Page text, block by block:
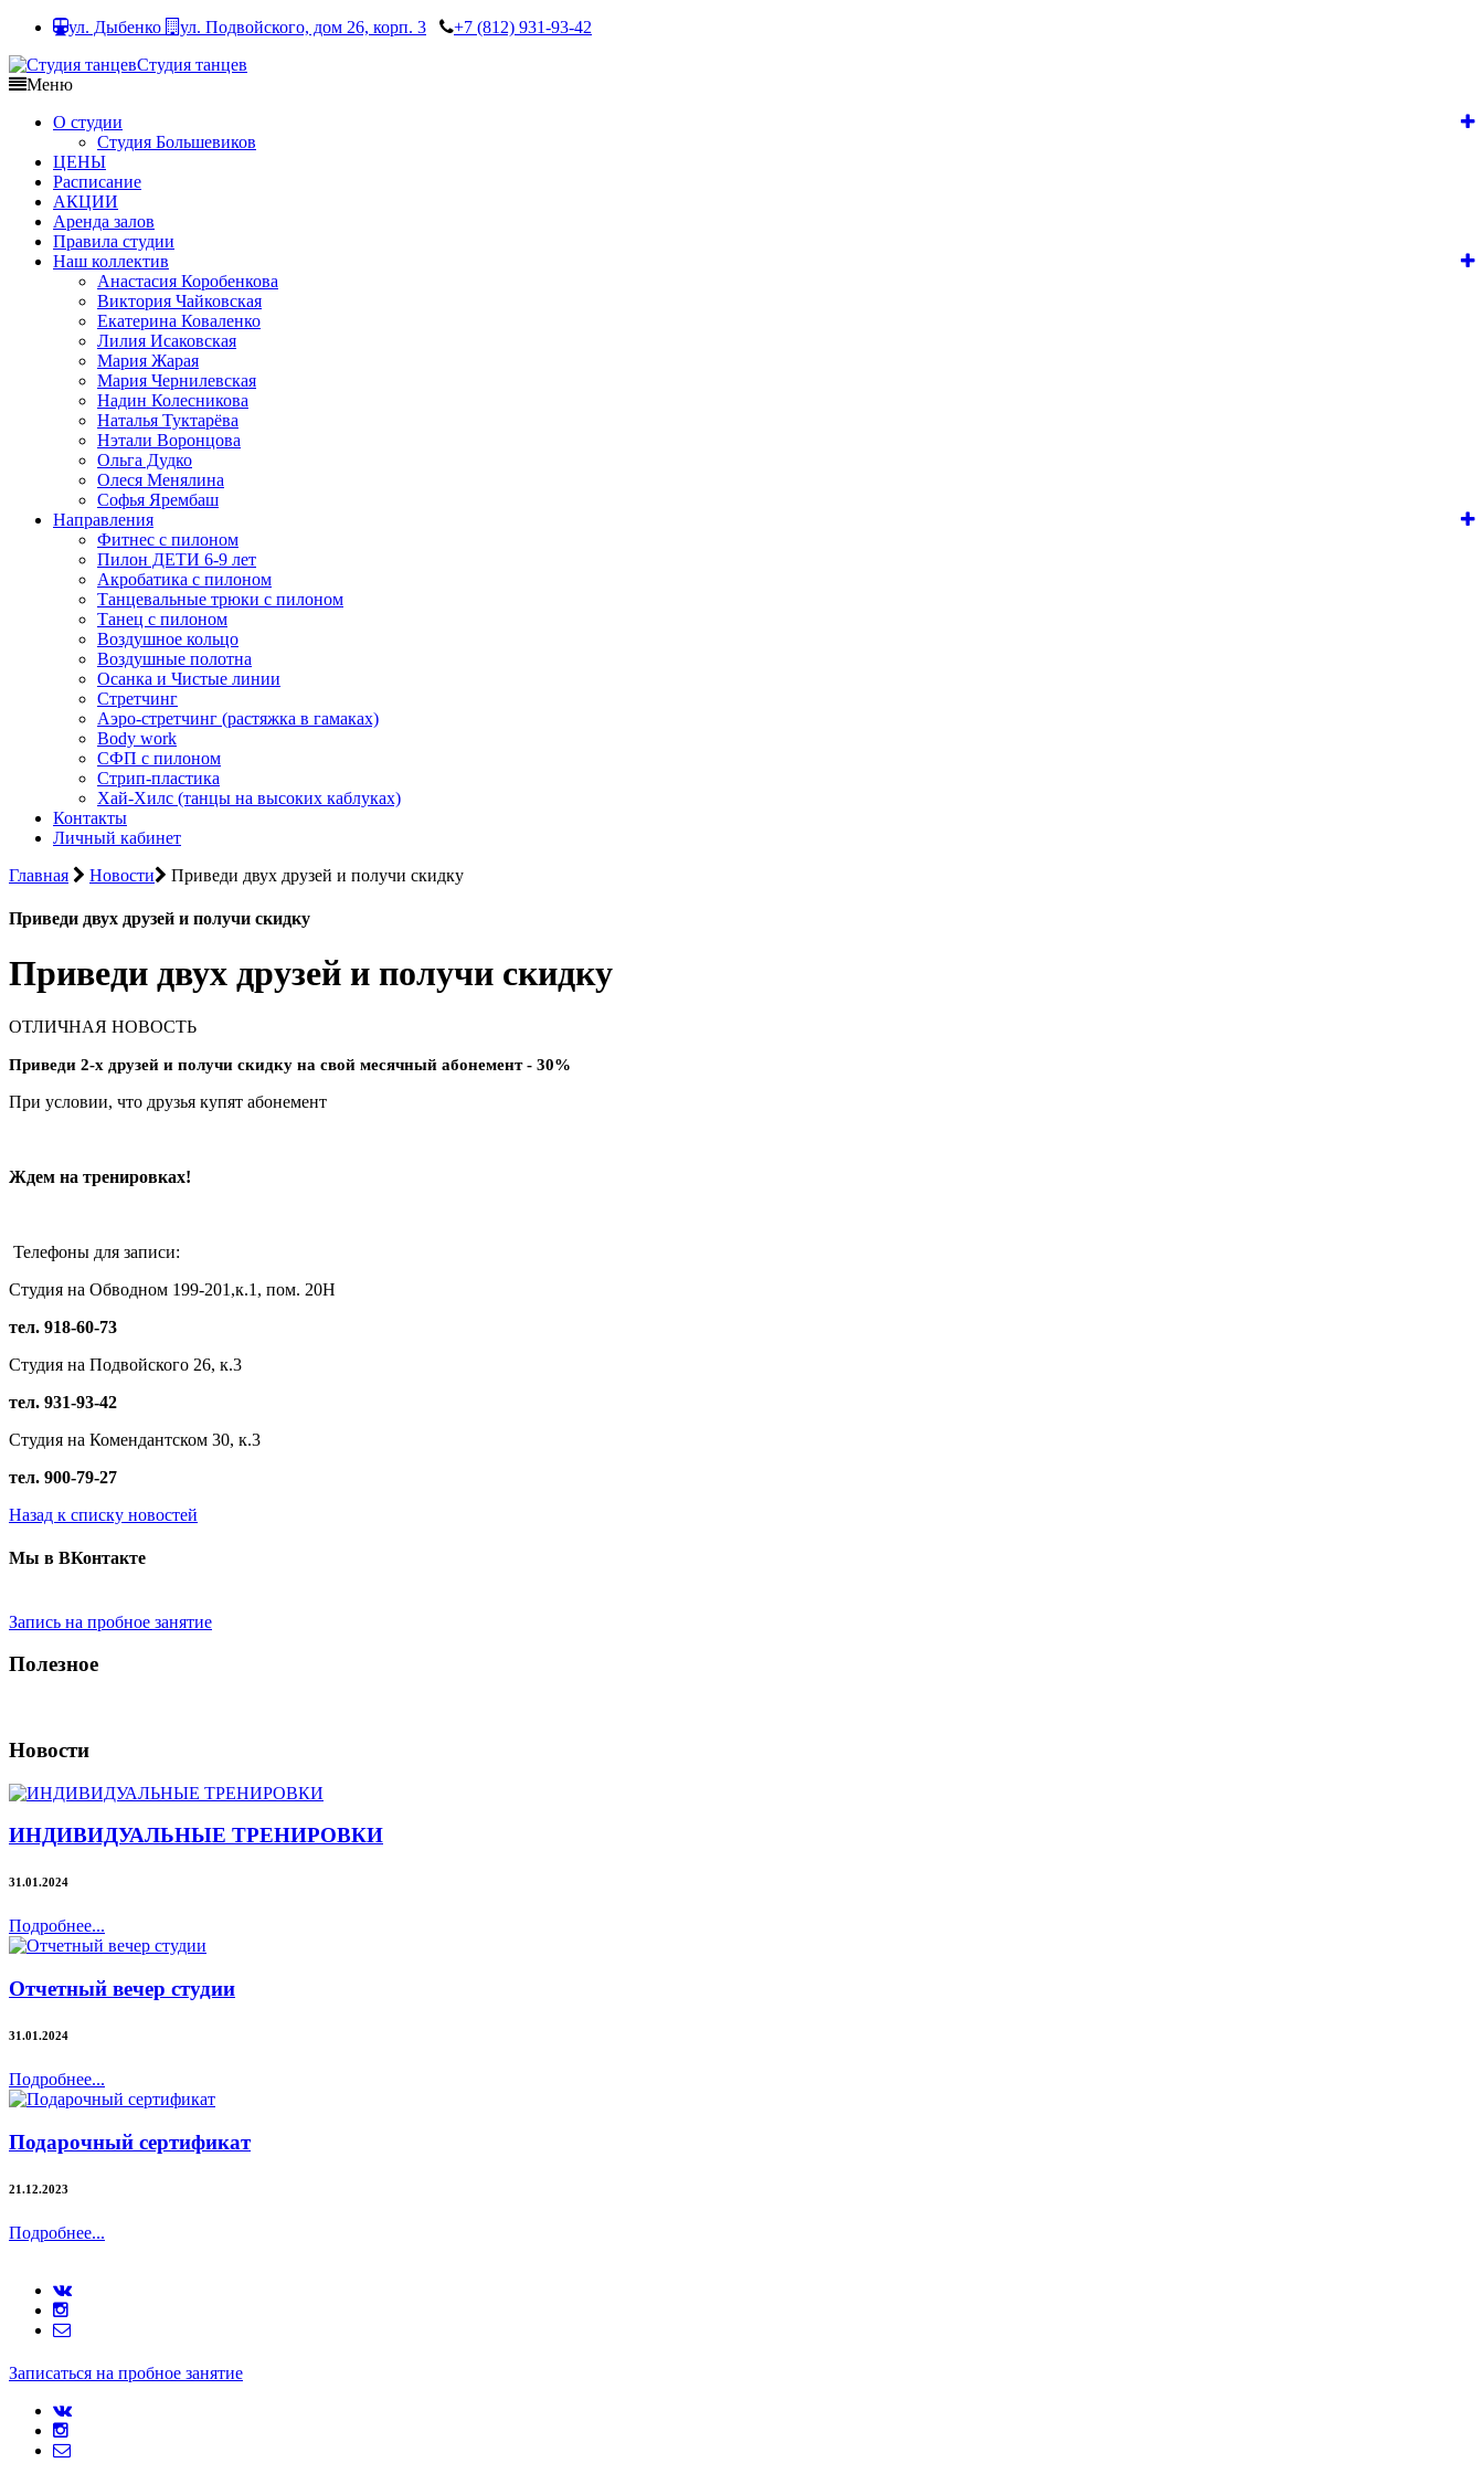
ул. Дыбенко ул. Подвойского, дом 26, корп. 3
+7 (812) 931-93-42
Студия танцев
Меню
О студии
Студия Большевиков
ЦЕНЫ
Расписание
АКЦИИ
Аренда залов
Правила студии
Наш коллектив
Анастасия Коробенкова
Виктория Чайковская
Екатерина Коваленко
Лилия Исаковская
Мария Жарая
Мария Чернилевская
Надин Колесникова
Наталья Туктарёва
Нэтали Воронцова
Ольга Дудко
Олеся Менялина
Софья Ярембаш
Направления
Фитнес с пилоном
Пилон ДЕТИ 6-9 лет
Акробатика с пилоном
Танцевальные трюки с пилоном
Танец с пилоном
Воздушное кольцо
Воздушные полотна
Осанка и Чистые линии
Стретчинг
Аэро-стретчинг (растяжка в гамаках)
Body work
СФП с пилоном
Стрип-пластика
Хай-Хилс (танцы на высоких каблуках)
Контакты
Личный кабинет
Главная
Новости Приведи двух друзей и получи скидку
Приведи двух друзей и получи скидку
Приведи двух друзей и получи скидку
ОТЛИЧНАЯ НОВОСТЬ
Приведи 2-х друзей и получи скидку на свой месячный абонемент - 30%
При условии, что друзья купят абонемент
Ждем на тренировках!
Телефоны для записи:
Студия на Обводном 199-201,к.1, пом. 20Н
тел. 918-60-73
Студия на Подвойского 26, к.3
тел. 931-93-42
Студия на Комендантском 30, к.3
тел. 900-79-27
Назад к списку новостей
Мы в ВКонтакте
Запись на пробное занятие
Полезное
Новости
ИНДИВИДУАЛЬНЫЕ ТРЕНИРОВКИ
31.01.2024
Подробнее...
Отчетный вечер студии
31.01.2024
Подробнее...
Подарочный сертификат
21.12.2023
Подробнее...
Записаться на пробное занятие